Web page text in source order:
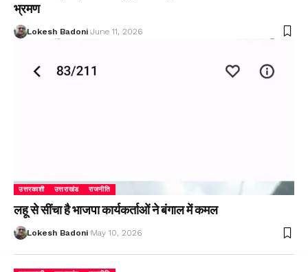
भ्रमण
Lokesh Badoni June 11, 2026
उत्तरकाशी उत्तराखंड राजनीति
लहू से सींचा है भाजपा कार्यकर्ताओं ने बंगाल में कमल
Lokesh Badoni May 10, 2026